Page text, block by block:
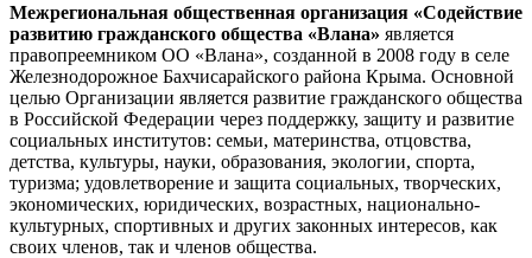
Межрегиональная общественная организация «Содействие
развитию гражданского общества «Влана» является
правопреемником ОО «Влана», созданной в 2008 году в селе
Железнодорожное Бахчисарайского района Крыма. Основной
целью Организации является развитие гражданского общества
в Российской Федерации через поддержку, защиту и развитие
социальных институтов: семьи, материнства, отцовства,
детства, культуры, науки, образования, экологии, спорта,
туризма; удовлетворение и защита социальных, творческих,
экономических, юридических, возрастных, национально-
культурных, спортивных и других законных интересов, как
своих членов, так и членов общества.